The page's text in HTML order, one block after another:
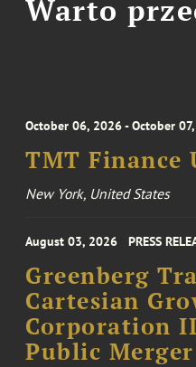
Warto
October 06, 2026 - October
TMT Finance
New York, United States
August 03, 2026 PRESS
Greenberg
Cartesian
Corporation
Public